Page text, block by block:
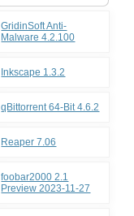
GridinSoft Anti-
Malware 4.2.100
Inkscape 1.3.2
qBittorrent 64-Bit 4.6.2
Reaper 7.06
foobar2000 2.1
Preview 2023-11-27